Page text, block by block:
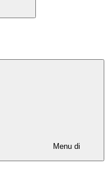
Menu di